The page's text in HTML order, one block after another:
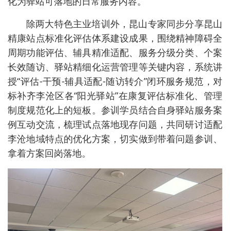
除两大特色主业培训外，昆山专家同步分享昆山
精康站点标准化评估体系建设成果，围绕精神障碍全
周期功能评估、辅具精准适配、服务分级分类、个案
长效随访、驿站精细化运营管理等关键内容，系统讲
授“评估-干预-辅具适配-随访转介”闭环服务规范，对
标补齐李沧区各“阳光驿站”在康复评估标准化、管理
制度规范化上的短板。参训学员结合自身驿站服务案
例互动交流，梳理试点落地现存问题，共同研讨适配
李沧地域特点的优化方案，切实做到带着问题参训、
拿着方案回岗落地。